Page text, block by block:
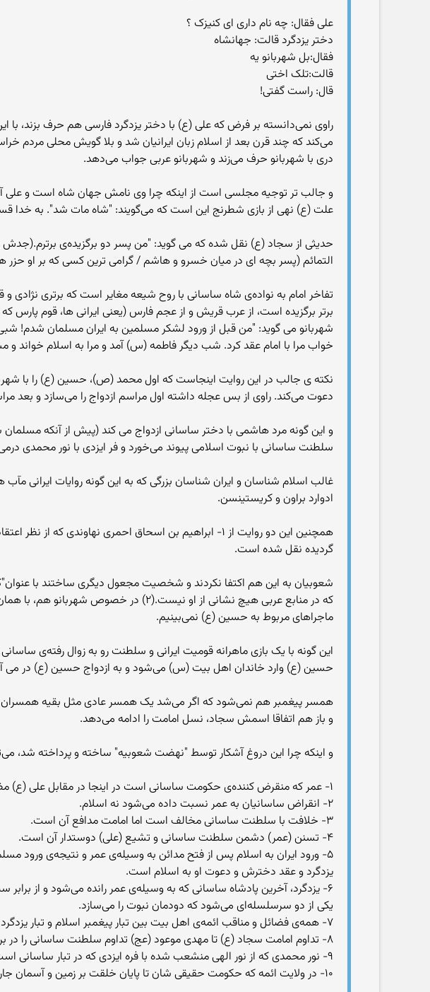
علی فقال: چه نام داری ای کنیزک ؟
دختر یزدگرد قالت: جهانشاه
فقال:بل شهربانو یه
قالت:تلک اختی
قال: راست گفتی!
راوی نمی‌دانسته بر فرض که علی (ع) با دختر یزدگرد فارسی هم حرف بزند،
می‌کند که چند قرن بعد از اسلام زبان ایرانیان شد و بلا گویش محلی مردم
دری با شهربانو حرف می‌زند و شهربانو عربی جواب می‌دهد.
و جالب تر توجیه مجلسی است از اینکه چرا وی نامش جهان شاه است و علی
علت (ع) نهی از بازی شطرنج این است که می‌گویند: "شاه مات شد". به خدا
حدیثی از سجاد (ع) نقل شده که می گوید: "من پسر دو برگزیده‌ی
التمائم (پسر بچه ای در میان خسرو و هاشم / گرامی ترین کسی که بر او
تفاخر امام به نواده‌ی شاه ساسانی با روح شیعه مغایر است که برتری نژادی
برتر برگزیده است، از عرب قریش و از عجم فارس (یعنی ایرانی ها، قوم پارس که
شهربانو می گوید: "من قبل از ورود لشکر مسلمین به ایران مسلمان
خواب مرا با امام عقد کرد. شب دیگر فاطمه (س) آمد و مرا به اسلام خواند
نکته ی جالب در این روایت اینجاست که اول محمد (ص)، حسین (ع) را با
دعوت می‌کند. راوی از بس عجله داشته اول مراسم ازدواج را می‌سازد و بعد
و این گونه مرد هاشمی با دختر ساسانی ازدواج می کند (پیش از آنکه
سلطنت ساسانی با نبوت اسلامی پیوند می‌خورد و فر ایزدی با نور محمدی
غالب اسلام شناسان و ایران شناسان بزرگی که به این گونه روایات ایرانی
ادوارد براون و کریستینسن.
گردیده نقل شده است.
شعوبیان به این هم اکتفا نکردند و شخصیت مجعول دیگری ساختند با
که در منابع عربی هیچ نشانی از او
ماجراهای مربوط به حسین (ع) نمی‌بینیم.
حسین (ع) وارد خاندان اهل بیت (س) می‌شود و به ازدواج حسین (ع) در می
همسر پیغمبر هم نمی‌شود که اگر می‌شد یک همسر عادی مثل بقیه همسران او
‌و باز هم اتفاقا اسمش سجاد، نسل امامت را ادامه می‌دهد.
و اینکه چرا این دروغ آشکار توسط "نهضت شعوبیه" ساخته و پرداخته شد،
۱- عمر که منقرض کننده‌ی حکومت ساسانی است در اینجا در مقابل علی (ع) مظهر اسلام و سرسلسله‌ی اهل بیت قرار می‌گیرد و محکوم می‌شود.
۲- انقراض ساسانیان به عمر نسبت داده می‌شود نه اسلام.
۳- خلافت با سلطنت ساسانی مخالف است اما امامت مدافع آن است.
۴- تسنن (عمر) دشمن سلطنت ساسانی و تشیع (علی) دوستدار آن است.
۵- ورود ایران به اسلام پس از فتح مدائن به وسیله‌ی عمر و نتیجه‌ی ورود
یزدگرد و عقد دخترش و دعوت او به اسلام است.
۶- یزدگرد، آخرین پادشاه ساسانی که به وسیله‌ی عمر رانده می‌شود و از
یکی از دو سرسلسله‌ای می‌شود که دودمان نبوت را می‌سازد.
۷- همه‌ی فضائل و مناقب ائمه‌ی اهل بیت بین تبار پیغمبر اسلام و تبار یزدگرد ساسانی تقسیم می‌شود.
۸- تداوم امامت سجاد (ع) تا مهدی موعود (عج) تداوم سلطنت ساسانی را در بر می‌گیرد.
۹- نور محمدی که از نور الهی منشعب شده با فره ایزدی که در تبار ساسانی است و از اهورامزدا سر زده به هم می‌آمیزد.
۱۰- در ولایت ائمه که حکومت حقیقی شان تا پایان خلقت بر زمین و آسمان جاری است، سلطنت ساسانی نیز وجود دارد.(۳)